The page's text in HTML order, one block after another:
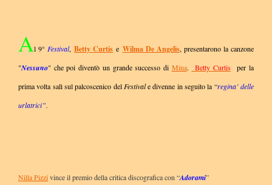
Al 9° Festival,Betty Curtis e Wilma De Angelis, presentarono la canzone
"Nessuno" che poi diventò un grande successo di Mina. Betty Curtis per la
prima volta salì sul palcoscenico del Festivale divenne in seguito la “regina’ delle
urlatrici”.
Nilla Pizzi vince il premio della critica discografica con “Adorami”